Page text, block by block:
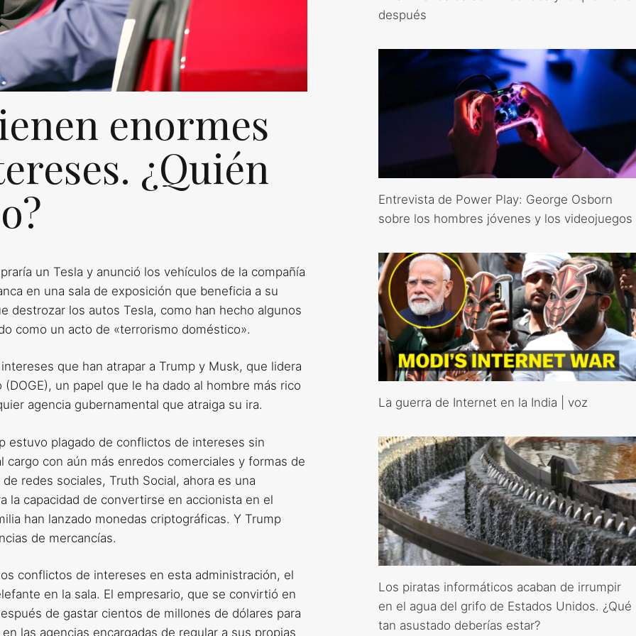
enormes
¿Quién
un Tesla y anunció los vehículos de la compañía
en una sala de exposición que beneficia a su
destrozar los autos Tesla, como han hecho algunos
como un acto de «terrorismo doméstico».
que han atrapar a Trump y Musk, que lidera
un papel que le ha dado al hombre más rico
agencia gubernamental que atraiga su ira.
estuvo plagado de conflictos de intereses sin
con aún más enredos comerciales y formas de
redes sociales, Truth Social, ahora es una
la capacidad de convertirse en accionista en el
han lanzado monedas criptográficas. Y Trump
de mercancías.
conflictos de intereses en esta administración, el
en la sala. El empresario, que se convirtió en
de gastar cientos de millones de dólares para
las agencias encargadas de regular a sus propias
después
Entrevista de Power Play: George Osborn
sobre los hombres jóvenes y los videojuegos
La guerra de Internet en la India | voz
Los piratas informáticos acaban de irrumpir
en el agua del grifo de Estados Unidos. ¿Qué
tan asustado deberías estar?